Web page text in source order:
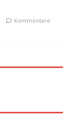
Kommentare